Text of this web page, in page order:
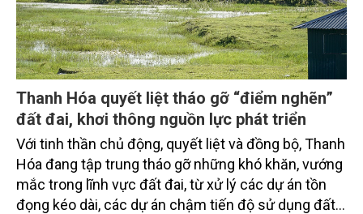
Thanh Hóa quyết liệt tháo gỡ “điểm nghẽn”
đất đai, khơi thông nguồn lực phát triển
Với tinh thần chủ động, quyết liệt và đồng bộ, Thanh
Hóa đang tập trung tháo gỡ những khó khăn, vướng
mắc trong lĩnh vực đất đai, từ xử lý các dự án tồn
đọng kéo dài, các dự án chậm tiến độ sử dụng đất,